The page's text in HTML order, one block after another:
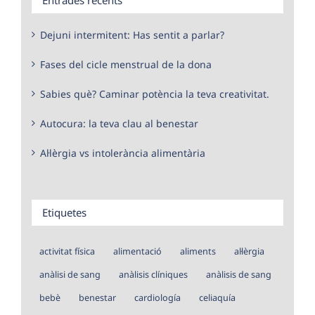
Dejuni intermitent: Has sentit a parlar?
Fases del cicle menstrual de la dona
Sabies què? Caminar potència la teva creativitat.
Autocura: la teva clau al benestar
Al·lèrgia vs intolerància alimentària
Etiquetes
activitat física alimentació aliments
al·lèrgia
anàlisi de sang
anàlisis clíniques
anàlisis de sang
bebè
benestar cardiología
celiaquía